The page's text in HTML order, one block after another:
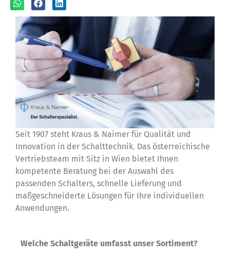
Seit 1907 steht Kraus & Naimer für Qualität und
Innovation in der Schalttechnik. Das österreichische
Vertriebsteam mit Sitz in Wien bietet Ihnen
kompetente Beratung bei der Auswahl des
passenden Schalters, schnelle Lieferung und
maßgeschneiderte Lösungen für Ihre individuellen
Anwendungen.
Welche Schaltgeräte umfasst unser Sortiment?